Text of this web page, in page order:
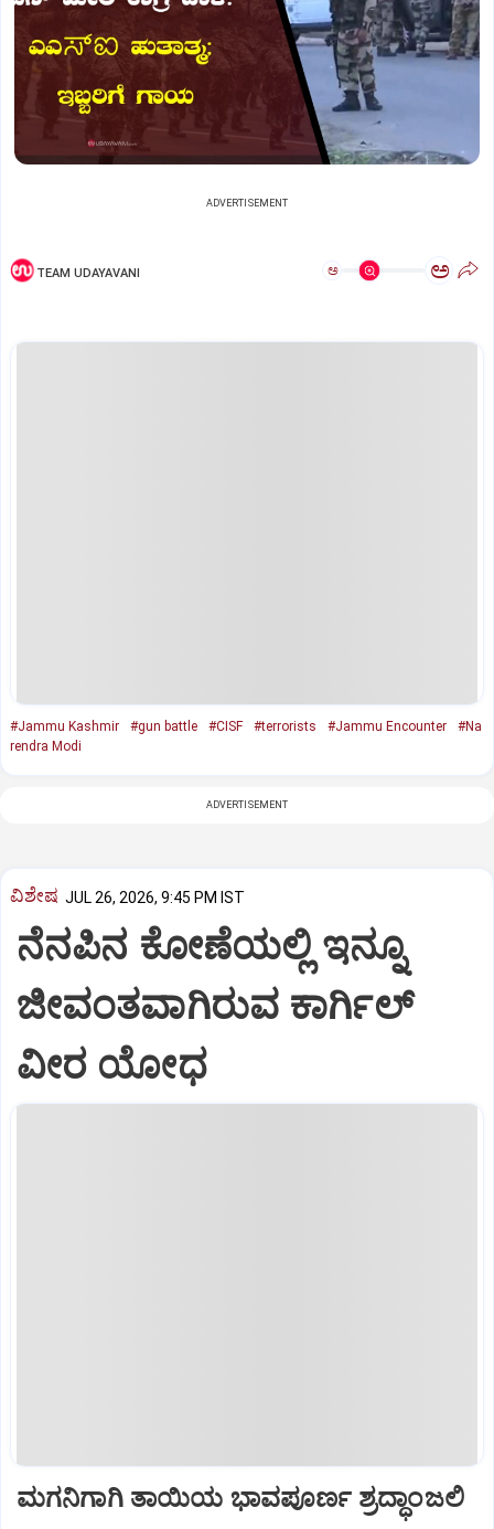
ADVERTISEMENT
TEAM UDAYAVANI ಅ ಅ
#Jammu Kashmir #gun battle #CISF #terrorists #Jammu Encounter
#Na
rendra Modi
ADVERTISEMENT
ವಿಶೇಷ JUL 26, 2026, 9:45 PM IST
ನೆನಪಿನ ಕೋಣೆಯಲ್ಲಿ ಇನ್ನೂ
ಜೀವಂತವಾಗಿರುವ ಕಾರ್ಗಿಲ್
ವೀರ ಯೋಧ
ಮಗನಿಗಾಗಿ ತಾಯಿಯ ಭಾವಪೂರ್ಣ ಶ್ರದ್ಧಾಂಜಲಿ